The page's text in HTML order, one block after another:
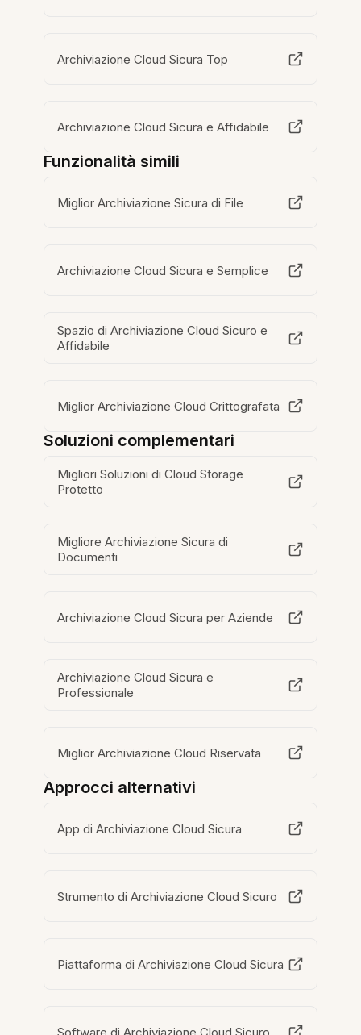
Archiviazione Cloud Sicura Top
Archiviazione Cloud Sicura e Affidabile
Funzionalità simili
Miglior Archiviazione Sicura di File
Archiviazione Cloud Sicura e Semplice
Spazio di Archiviazione Cloud Sicuro e
Affidabile
Miglior Archiviazione Cloud Crittografata
Soluzioni complementari
Migliori Soluzioni di Cloud Storage
Protetto
Migliore Archiviazione Sicura di
Documenti
Archiviazione Cloud Sicura per Aziende
Archiviazione Cloud Sicura e
Professionale
Miglior Archiviazione Cloud Riservata
Approcci alternativi
App di Archiviazione Cloud Sicura
Strumento di Archiviazione Cloud Sicuro
Piattaforma di Archiviazione Cloud Sicura
Software di Archiviazione Cloud Sicuro